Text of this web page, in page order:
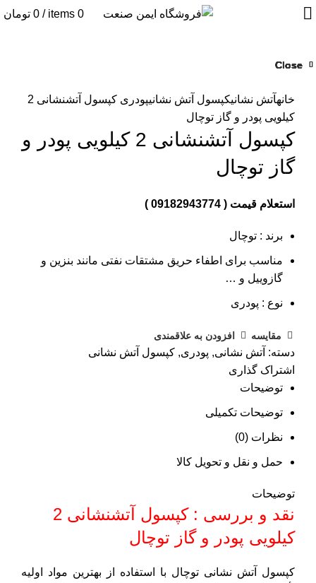
0
items
/
0 تومان
خانهآتش نشانیکپسول آتش نشانیپودری
کپسول آتشنشانی 2
کیلویی پودر و گاز توچال
کپسول آتشنشانی 2 کیلویی پودر و
گاز توچال
استعلام قیمت ( 09182943774 )
برند : توچال
مناسب برای اطفاء حریق مشتقات نفتی مانند بنزین و
گازوییل و …
نوع : پودری
مقایسه افزودن به علاقمندی
دسته: آتش نشانی, پودری, کپسول آتش نشانی
اشتراک گذاری
توضیحات
توضیحات تکمیلی
نظرات (0)
حمل و نقل و تحویل کالا
توضیحات
نقد و بررسی : کپسول آتشنشانی 2
کیلویی پودر و گاز توچال
کپسول آتش نشانی توچال با استفاده از بهترین مواد اولیه
Close
Close
Close
Close
Close
Close
Close
Close